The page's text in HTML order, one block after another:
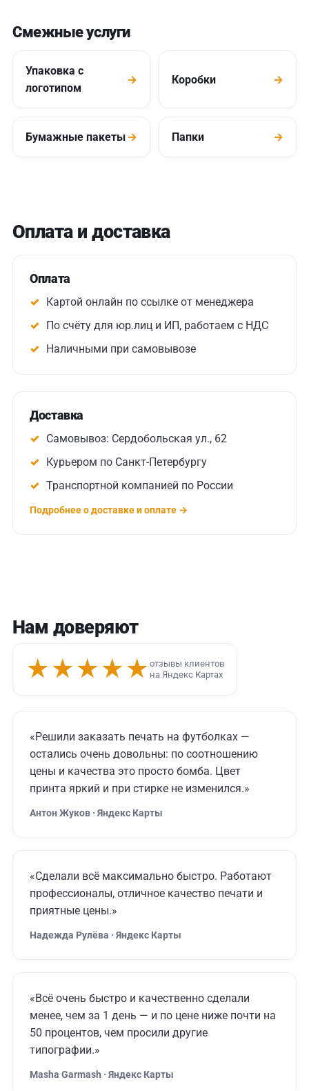
Смежные услуги
Упаковка с
логотипом
→ Коробки →
Бумажные пакеты → Папки →
Оплата и доставка
Оплата
Картой онлайн по ссылке от менеджера
По счёту для юр.лиц и ИП, работаем с НДС
Наличными при самовывозе
Доставка
Самовывоз: Сердобольская ул., 62
Курьером по Санкт-Петербургу
Транспортной компанией по России
Подробнее о доставке и оплате →
Нам доверяют
★★★★★ отзывы клиентов
на Яндекс Картах
«Решили заказать печать на футболках —
остались очень довольны: по соотношению
цены и качества это просто бомба. Цвет
принта яркий и при стирке не изменился.»
Антон Жуков · Яндекс Карты
«Сделали всё максимально быстро. Работают
профессионалы, отличное качество печати и
приятные цены.»
Надежда Рулёва · Яндекс Карты
«Всё очень быстро и качественно сделали
менее, чем за 1 день — и по цене ниже почти на
50 процентов, чем просили другие
типографии.»
Masha Garmash · Яндекс Карты